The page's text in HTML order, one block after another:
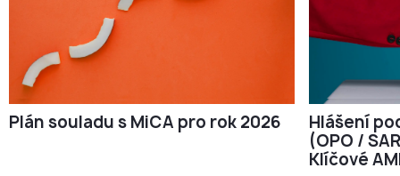
Plán souladu s MiCA pro rok 2026
Hlášení
(OPO /
Klíčové